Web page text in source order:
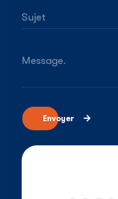
Sujet
Message.
Envoyer